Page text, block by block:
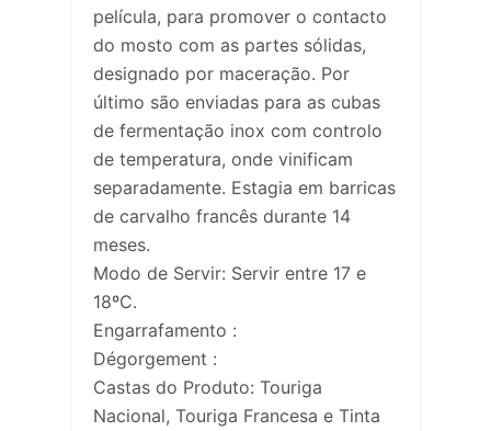
película, para promover o contacto
do mosto com as partes sólidas,
designado por maceração. Por
último são enviadas para as cubas
de fermentação inox com controlo
de temperatura, onde vinificam
separadamente. Estagia em barricas
de carvalho francês durante 14
meses.
Modo de Servir: Servir entre 17 e
18ºC.
Engarrafamento :
Dégorgement :
Castas do Produto: Touriga
Nacional, Touriga Francesa e Tinta